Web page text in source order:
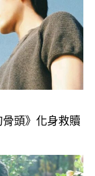
頭》化身救贖